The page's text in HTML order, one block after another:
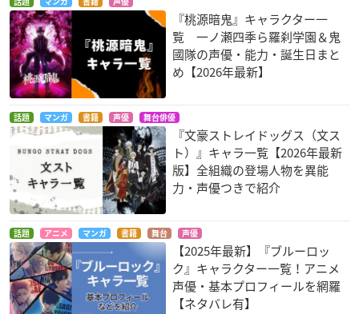
話題 マンガ 書籍 声優
『桃源暗鬼』キャラクター一
覧 一ノ瀬四季ら羅刹学園＆鬼
國隊の声優・能力・誕生日まと
め【2026年最新】
話題 マンガ 書籍 声優 舞台俳優
『文豪ストレイドッグス（文ス
ト）』キャラ一覧【2026年最新
版】全組織の登場人物を異能
力・声優つきで紹介
話題 アニメ マンガ 書籍 舞台 声優
【2025年最新】『ブルーロッ
ク』キャラクター一覧！アニメ
声優・基本プロフィールを網羅
【ネタバレ有】